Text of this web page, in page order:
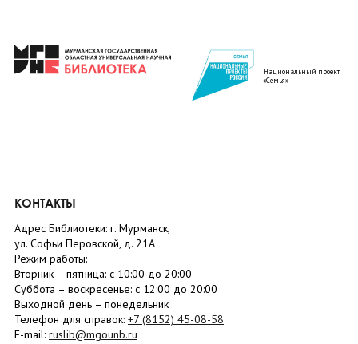
Национальный проект
«Семья»
КОНТАКТЫ
Адрес Библиотеки: г. Мурманск,
ул. Софьи Перовской, д. 21А
Режим работы:
Вторник – пятница: с 10:00 до 20:00
Суббота – воскресенье: c 12:00 до 20:00
Выходной день – понедельник
Телефон для справок: +7 (8152) 45-08-58
E-mail: ruslib@mgounb.ru